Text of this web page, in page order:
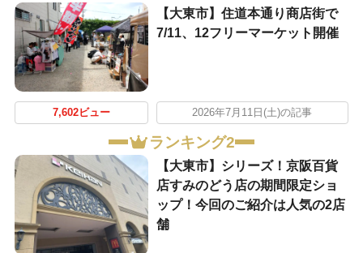
【大東市】住道本通り商店街で
7/11、12フリーマーケット開催
7,602ビュー 2026年7月11日(土)の記事
ランキング2
【大東市】シリーズ！京阪百貨
店すみのどう店の期間限定ショ
ップ！今回のご紹介は人気の2店
舗